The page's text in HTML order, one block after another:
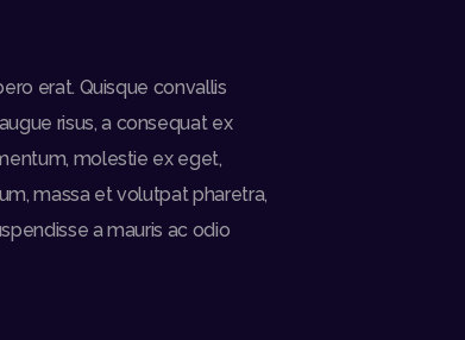
erat. Quisque convallis
risus, a consequat ex
molestie ex eget,
massa et volutpat pharetra,
a mauris ac odio